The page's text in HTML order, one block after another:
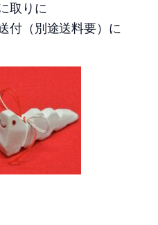
取りに
付（別途送料要）に